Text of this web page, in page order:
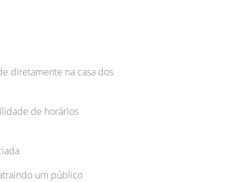
diretamente na casa dos
de horários
um público